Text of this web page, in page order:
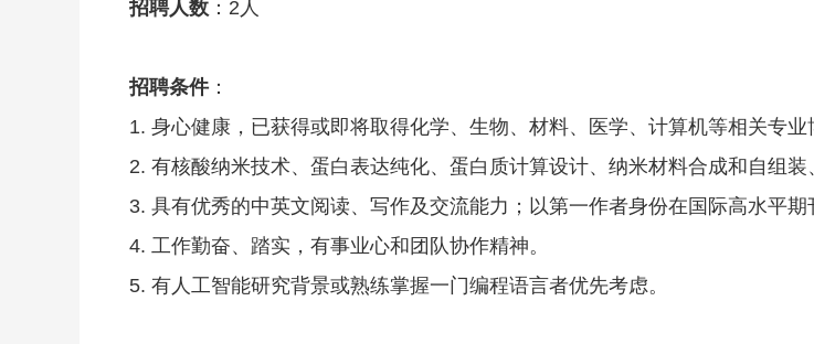
招聘人数 ：2人
招聘条件：
1. 身心健康，已获得或即将取得化学、生物、材料、医学、计算机等相关专业
2. 有核酸纳米技术、蛋白表达纯化、蛋白质计算设计、纳米材料合成和自组
3. 具有优秀的中英文阅读、写作及交流能力；以第一作者身份在国际高水平期
4. 工作勤奋、踏实，有事业心和团队协作精神。
5. 有人工智能研究背景或熟练掌握一门编程语言者优先考虑。